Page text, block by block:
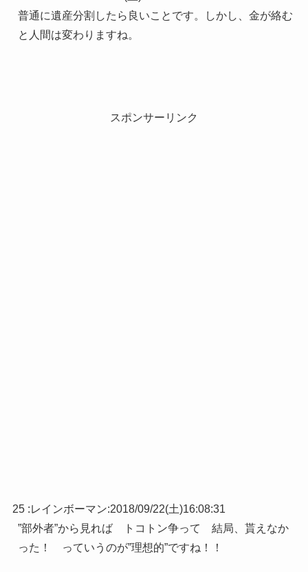
普通に遺産分割したら良いことです。しかし、金が絡む
と人間は変わりますね。
スポンサーリンク
25 :レインボーマン:2018/09/22(土)16:08:31
”部外者”から見れば トコトン争って 結局、貰えなか
った！ っていうのが”理想的”ですね！！